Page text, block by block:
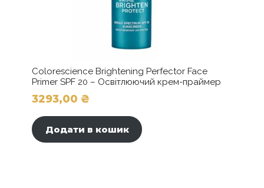
Colorescience Brightening Perfector Face
Primer SPF 20 – Освітлюючий крем-праймер
3293,00 ₴
Додати в кошик